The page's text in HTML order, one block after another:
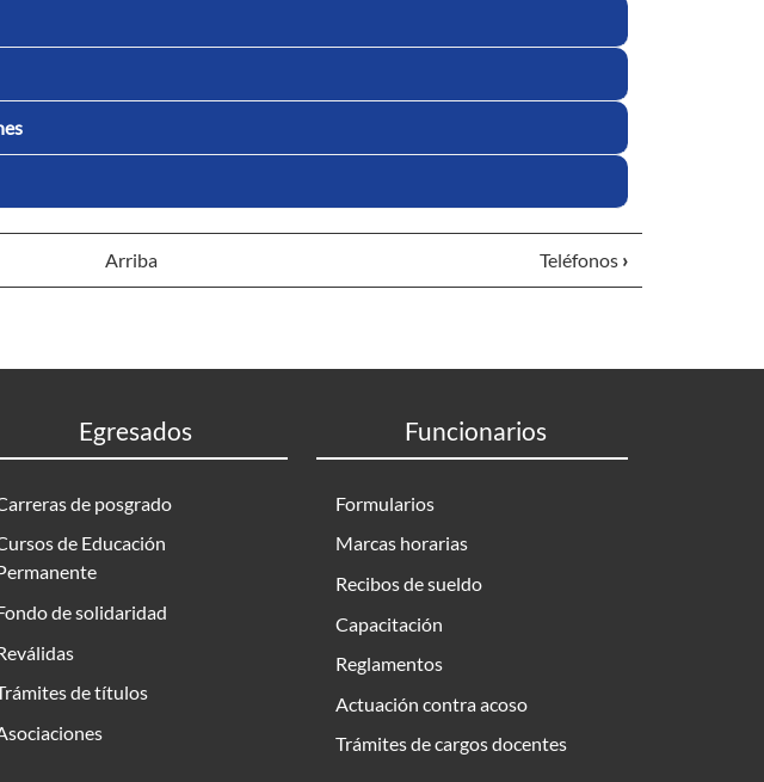
Arriba Teléfonos ›
Egresados
de posgrado
de Educación
de solidaridad
de títulos
Funcionarios
Formularios
Marcas horarias
Recibos de sueldo
Capacitación
Reglamentos
Actuación contra acoso
Trámites de cargos docentes